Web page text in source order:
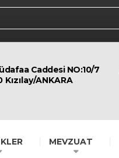
Caddesi NO:10/7
ANKARA
MEVZUAT